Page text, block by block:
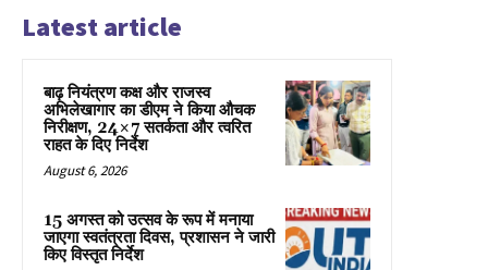
Latest article
बाढ़ नियंत्रण कक्ष और राजस्व
अभिलेखागार का डीएम ने किया औचक
निरीक्षण, 24×7 सतर्कता और त्वरित
राहत के दिए निर्देश
August 6, 2026
15 अगस्त को उत्सव के रूप में मनाया
जाएगा स्वतंत्रता दिवस, प्रशासन ने जारी
किए विस्तृत निर्देश